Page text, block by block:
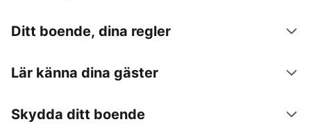
Ditt boende, dina regler
Lär känna dina gäster
Skydda ditt boende